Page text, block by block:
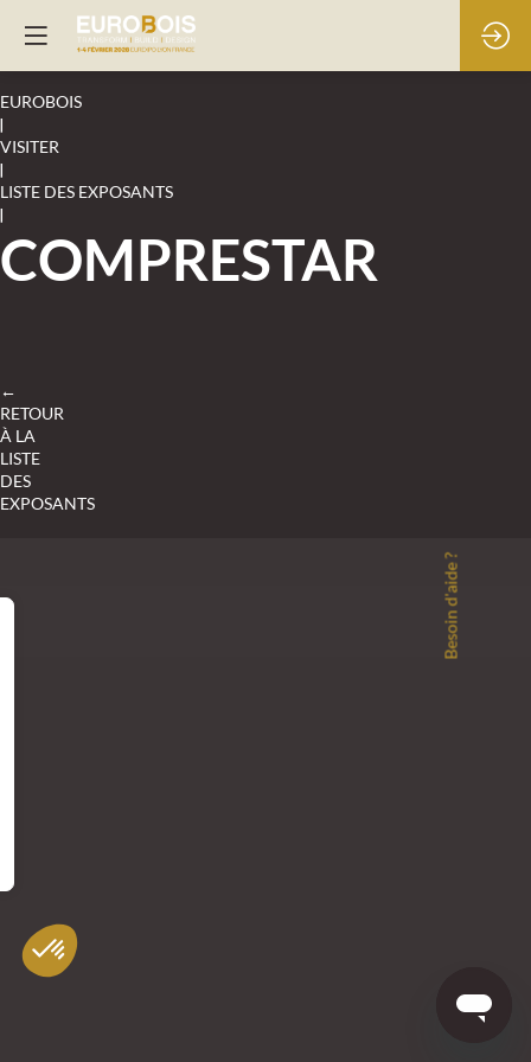
EUROBOIS
|
VISITER
|
LISTE DES EXPOSANTS
|
COMPRESTAR
←
RETOUR
À LA
LISTE
DES
EXPOSANTS
Besoin d'aide ?